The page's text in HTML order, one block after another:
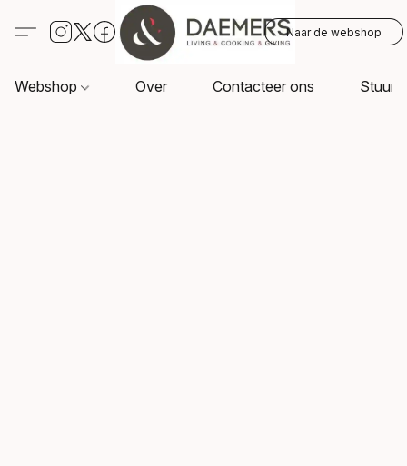
Naar de webshop
Webshop Over Contacteer ons Stuur